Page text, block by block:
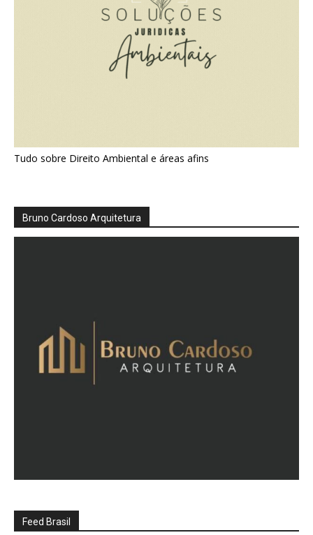
Tudo sobre Direito Ambiental e áreas afins
Bruno Cardoso Arquitetura
Feed Brasil